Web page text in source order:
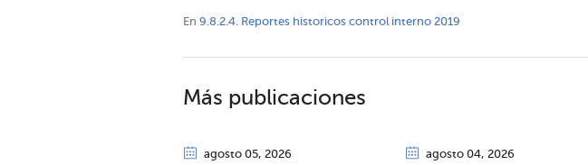
En 9.8.2.4. Reportes historicos control interno 2019
Más publicaciones
agosto 05, 2026 agosto 04, 2026